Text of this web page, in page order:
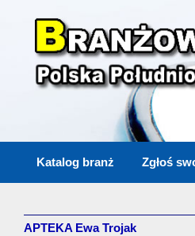
Katalog branż Zgłoś
APTEKA Ewa Trojak